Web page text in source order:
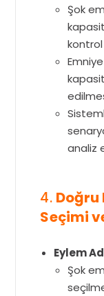
Şok
analiz
4. Doğru
Seçimi
Eylem
Şok